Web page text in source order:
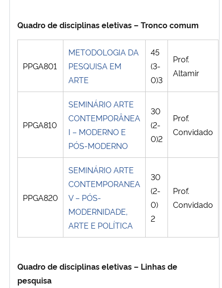
Secretaria-Geral
Gabinete de Segurança Institucional
Advocacia-Geral da União
Planalto
Quadro de disciplinas eletivas – Tronco comum
PPGA801
METODOLOGIA DA
PESQUISA EM
ARTE
45
(3-
0)3
Prof.
Altamir
PPGA810
SEMINÁRIO ARTE
CONTEMPORÂNEA
I – MODERNO E
PÓS-MODERNO
30
(2-
0)2
Prof.
Convidado
PPGA820
SEMINÁRIO ARTE
CONTEMPORANEA
V – PÓS-
MODERNIDADE,
ARTE E POLÍTICA
30
(2-
0)
2
Prof.
Convidado
Quadro de disciplinas eletivas – Linhas de
pesquisa